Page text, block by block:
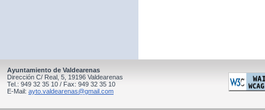
Ayuntamiento de Valdearenas
Dirección C/ Real, 5, 19196 Valdearenas
Tel.: 949 32 35 10 / Fax: 949 32 35 10
E-Mail: ayto.valdearenas@gmail.com